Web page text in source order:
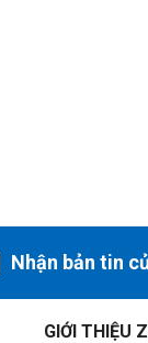
Nhận bản tin
GIỚI THIỆU